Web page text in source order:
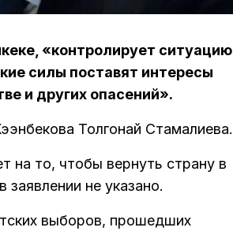
«контролирует ситуацию
силы поставят интересы
и других опасений».
Толгонай Стамалиева.
на то, чтобы вернуть страну в
не указано.
выборов, прошедших